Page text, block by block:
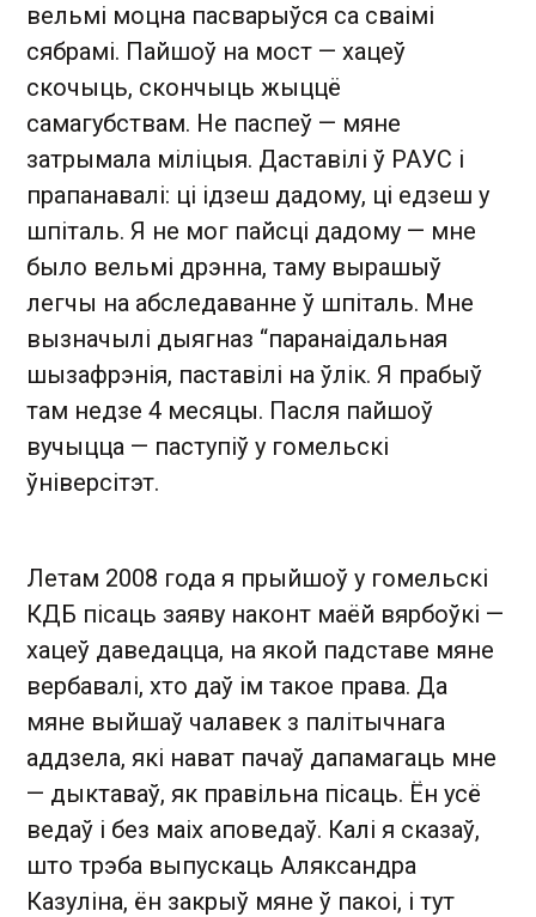
вельмі моцна пасварыўся са сваімі
сябрамі. Пайшоў на мост — хацеў
скочыць, скончыць жыццё
самагубствам. Не паспеў — мяне
затрымала міліцыя. Даставілі ў РАУС і
прапанавалі: ці ідзеш дадому, ці едзеш у
шпіталь. Я не мог пайсці дадому — мне
было вельмі дрэнна, таму вырашыў
легчы на абследаванне ў шпіталь. Мне
вызначылі дыягназ “паранаідальная
шызафрэнія, паставілі на ўлік. Я прабыў
там недзе 4 месяцы. Пасля пайшоў
вучыцца — паступіў у гомельскі
ўніверсітэт.
Летам 2008 года я прыйшоў у гомельскі
КДБ пісаць заяву наконт маёй вярбоўкі —
хацеў даведацца, на якой падставе мяне
вербавалі, хто даў ім такое права. Да
мяне выйшаў чалавек з палітычнага
аддзела, які нават пачаў дапамагаць мне
— дыктаваў, як правільна пісаць. Ён усё
ведаў і без маіх аповедаў. Калі я сказаў,
што трэба выпускаць Аляксандра
Казуліна, ён закрыў мяне ў пакоі, і тут